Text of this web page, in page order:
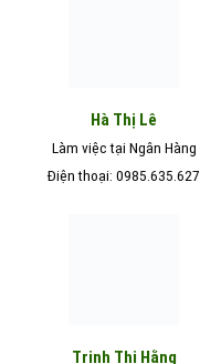
Hà Thị Lê
Làm việc tại Ngân Hàng
Điện thoại: 0985.635.627
Trịnh Thị Hằng